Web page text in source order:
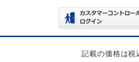
記載の価格は税